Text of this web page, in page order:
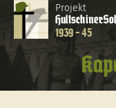
Projekt
Hultschiner
1939 - 45